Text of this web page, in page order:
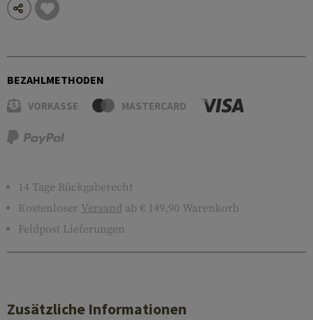
BEZAHLMETHODEN
VORKASSE MASTERCARD
14 Tage Rückgaberecht
Kostenloser Versand ab € 149,90 Warenkorb
Feldpost Lieferungen
Zusätzliche Informationen